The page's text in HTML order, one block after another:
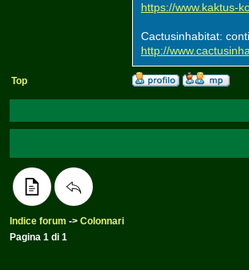
https://www.kaktus-
Cactusinhabitat:
http://
Top
Indice forum -> Colonnari
Pagina 1 di 1